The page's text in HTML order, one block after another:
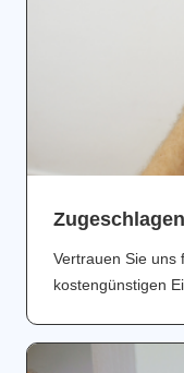
Vertrauen Sie uns
kostengünstigen